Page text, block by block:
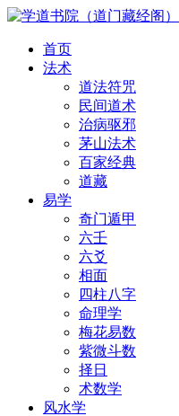
首页
法术
道法符咒
民间道术
治病驱邪
茅山法术
百家经典
道藏
易学
奇门遁甲
六壬
六爻
相面
四柱八字
命理学
梅花易数
紫微斗数
择日
术数学
风水学